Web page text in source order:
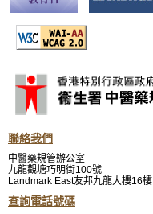
聯絡我們
中醫藥規管辦公室
九龍觀塘巧明街100號
Landmark East友邦九龍大樓16樓
查詢電話號碼